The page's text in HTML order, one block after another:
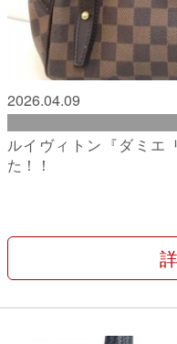
2026.04.09
ルイヴィトン『ダミエ
た！！